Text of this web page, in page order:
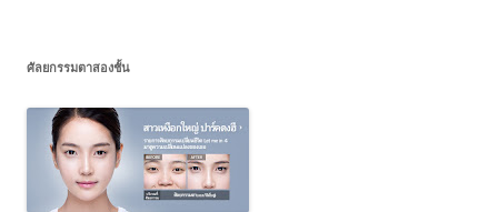
ศัลยกรรมตาสองชั้น